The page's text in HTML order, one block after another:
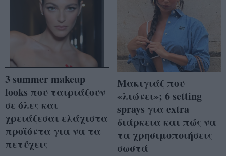
3 summer makeup
looks που ταιριάζουν
σε όλες και
χρειάζεσαι ελάχιστα
προϊόντα για να τα
πετύχεις
Μακιγιάζ που
«λιώνει»; 6 setting
sprays για extra
διάρκεια και πώς να
τα χρησιμοποιήσεις
σωστά